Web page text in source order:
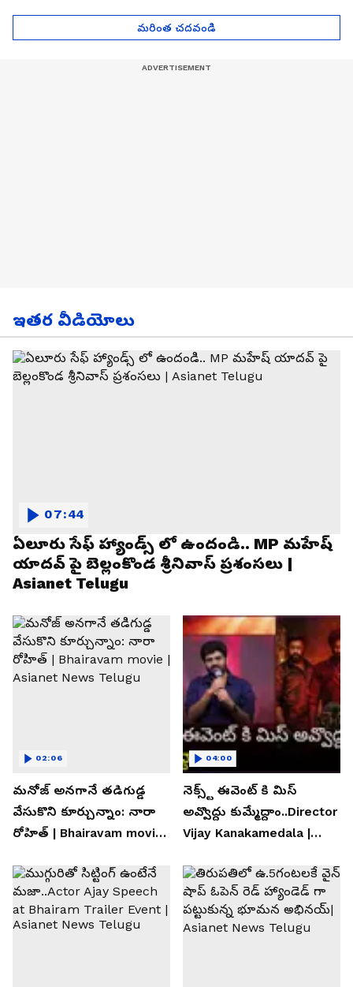
మరింత చదవండి
ఇతర వీడియోలు
ఏలూరు సేఫ్ హ్యాండ్స్ లో ఉందండి.. MP మహేష్
యాదవ్ పై బెల్లంకొండ శ్రీనివాస్ ప్రశంసలు |
Asianet Telugu
07:44
మనోజ్ అనగానే తడిగుడ్డ
వేసుకొని కూర్చున్నాం: నారా
రోహిత్ | Bhairavam movie |
02:06
నెక్స్ట్ ఈవెంట్ కి మిస్
అవ్వొద్దు కుమ్మేద్దాం..Director
Vijay Kanakamedala |
04:00